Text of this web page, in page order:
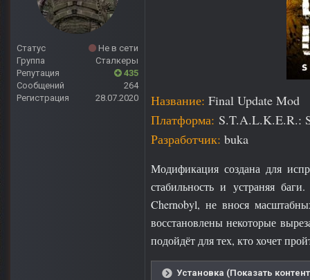
Статус
Не в сети
Группа
Сталкеры
Репутация
435
Сообщений
264
Регистрация
28.07.2020 Название: Final Update Mod
Платформа: S.T.A.L.K.E.R.:
Разработчик: buka
Модификация создана для
стабильность и устраняя
Chernobyl, не внося
восстановлены некоторые
подойдёт для тех, кто хочет
Установка (Показать